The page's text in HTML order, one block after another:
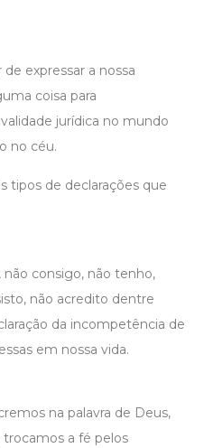
expressar a nossa
coisa para
jurídica no mundo
no céu.
tipos de declarações que
consigo, não tenho,
não acredito dentre
da incompetência de
em nossa vida.
na palavra de Deus,
trocamos a fé pelos